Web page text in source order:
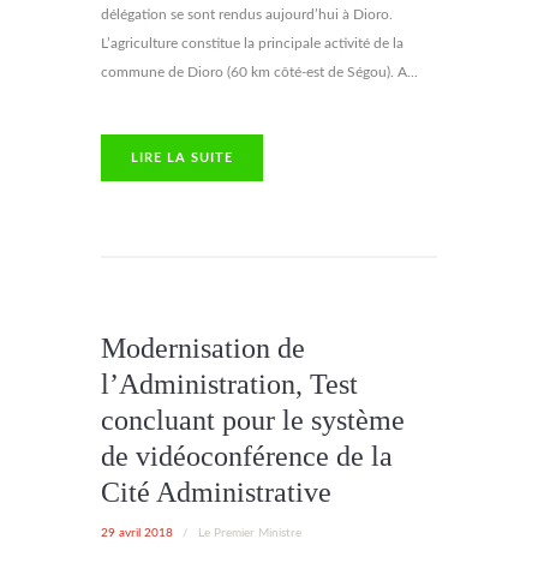
délégation se sont rendus aujourd’hui à Dioro.
L’agriculture constitue la principale activité de la
commune de Dioro (60 km côté-est de Ségou). A...
LIRE LA SUITE
Modernisation de
l’Administration, Test
concluant pour le système
de vidéoconférence de la
Cité Administrative
29 avril 2018 / Le Premier Ministre